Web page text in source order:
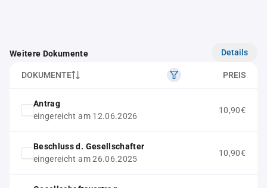
Weitere Dokumente Details
DOKUMENTE PREIS
Antrag
eingereicht am 12.06.2026
10,90€
Beschluss d. Gesellschafter
eingereicht am 26.06.2025
10,90€